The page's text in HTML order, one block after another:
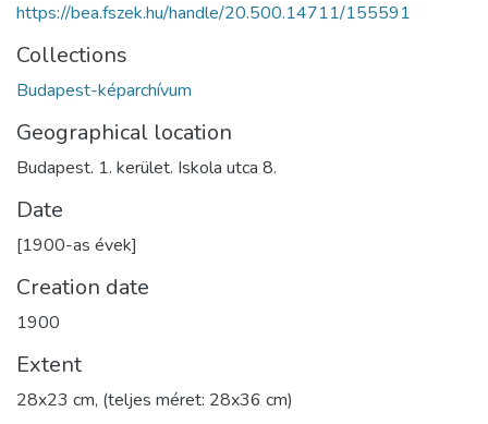
https://bea.fszek.hu/handle/20.500.14711/155591
Collections
Budapest-képarchívum
Geographical location
Budapest. 1. kerület. Iskola utca 8.
Date
[1900-as évek]
Creation date
1900
Extent
28x23 cm, (teljes méret: 28x36 cm)